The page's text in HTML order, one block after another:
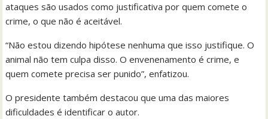
ataques são usados como justificativa por quem comete o
crime, o que não é aceitável.
“Não estou dizendo hipótese nenhuma que isso justifique. O
animal não tem culpa disso. O envenenamento é crime, e
quem comete precisa ser punido”, enfatizou.
O presidente também destacou que uma das maiores
dificuldades é identificar o autor.